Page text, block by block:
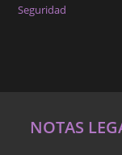
Seguridad
NOTAS